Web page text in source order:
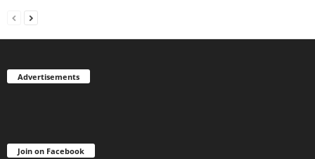
Advertisements
Join on Facebook